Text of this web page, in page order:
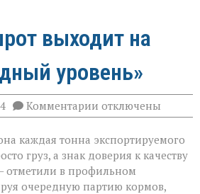
выходит на
уровень»
Комментарии к
записи
шрот
выходит
международный
уровень»
отключены
каждая тонна экспортируемого
груз, а знак доверия к качеству
отметили в профильном
очередную партию кормов,